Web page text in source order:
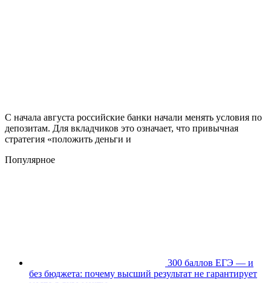
С начала августа российские банки начали менять условия по
депозитам. Для вкладчиков это означает, что привычная
стратегия «положить деньги и
Популярное
300 баллов ЕГЭ — и
без бюджета: почему высший результат не гарантирует